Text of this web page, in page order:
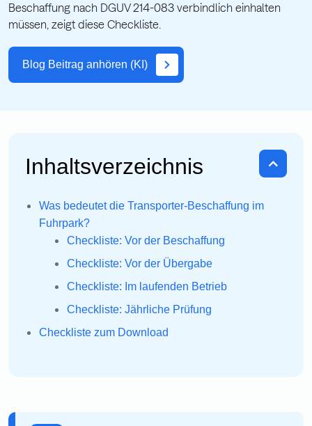
Beschaffung nach DGUV 214-083 verbindlich einhalten
müssen, zeigt diese Checkliste.
Blog Beitrag anhören (KI)
Inhaltsverzeichnis
Was bedeutet die Transporter-Beschaffung im
Fuhrpark?
Checkliste: Vor der Beschaffung
Checkliste: Vor der Übergabe
Checkliste: Im laufenden Betrieb
Checkliste: Jährliche Prüfung
Checkliste zum Download